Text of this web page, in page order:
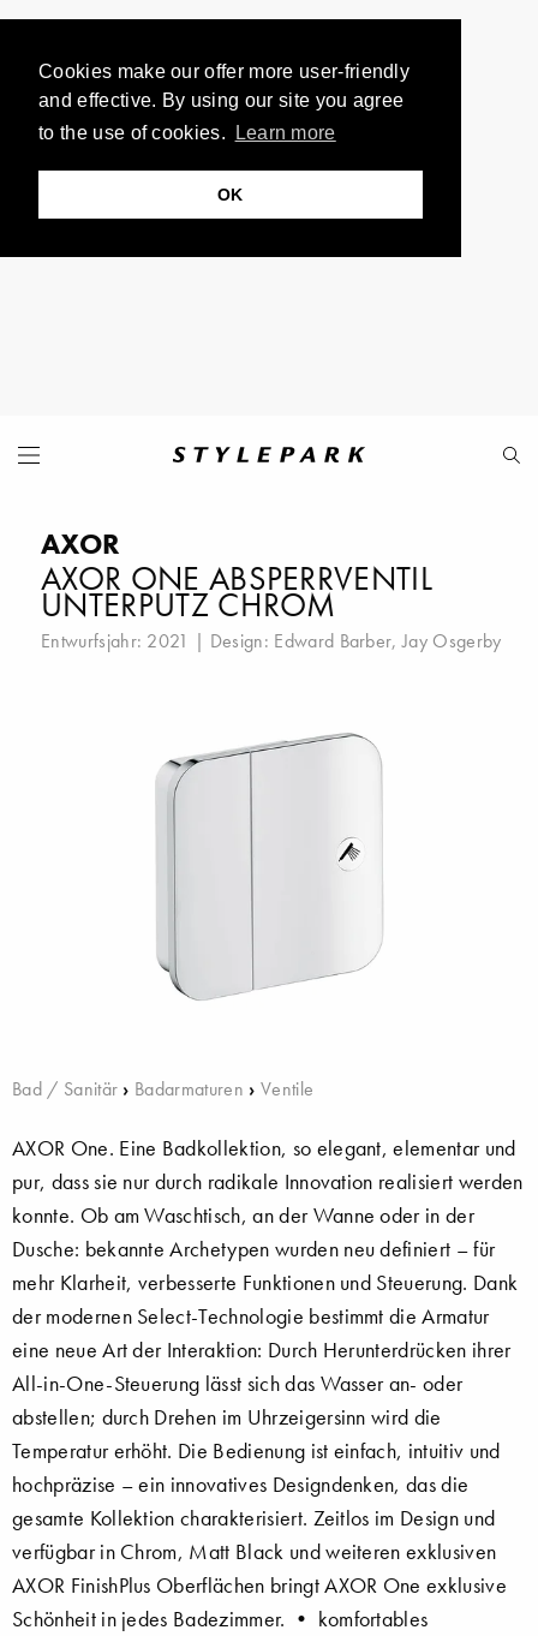
Cookies make our offer more user-friendly
and effective. By using our site you agree
to the use of cookies.
Learn more
OK
AXOR
AXOR ONE ABSPERRVENTIL
UNTERPUTZ CHROM
Entwurfsjahr: 2021 | Design: Edward Barber,Jay Osgerby
Bad / Sanitär › Badarmaturen › Ventile
AXOR One. Eine Badkollektion, so elegant, elementar und
pur, dass sie nur durch radikale Innovation realisiert werden
konnte. Ob am Waschtisch, an der Wanne oder in der
Dusche: bekannte Archetypen wurden neu definiert – für
mehr Klarheit, verbesserte Funktionen und Steuerung. Dank
der modernen Select-Technologie bestimmt die Armatur
eine neue Art der Interaktion: Durch Herunterdrücken ihrer
All-in-One-Steuerung lässt sich das Wasser an- oder
abstellen; durch Drehen im Uhrzeigersinn wird die
Temperatur erhöht. Die Bedienung ist einfach, intuitiv und
hochpräzise – ein innovatives Designdenken, das die
gesamte Kollektion charakterisiert. Zeitlos im Design und
verfügbar in Chrom, Matt Black und weiteren exklusiven
AXOR FinishPlus Oberflächen bringt AXOR One exklusive
Schönheit in jedes Badezimmer. • komfortables